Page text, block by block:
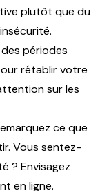
plutôt que du
périodes
rétablir votre
sur les
ce que
Vous sentez-
? Envisagez
en ligne.